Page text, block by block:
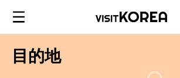
目的地